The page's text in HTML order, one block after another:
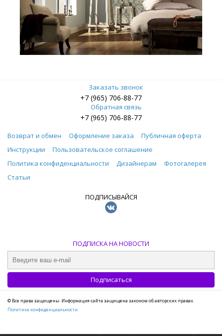
Заказать звонок
+7 (965) 706-88-77
Обратная связь
+7 (965) 706-88-77
Возврат и обмен Оформление заказа
Публичная оферта
Инструкции
Пользовательское соглашение
Политика конфиденциальности
Дизайнерам
Фотогалерея
Статьи
ПОДПИСЫВАЙСЯ
ПОДПИСКА НА НОВОСТИ
© Все права защищены. Информация сайта защищена законом об авторских правах.
Политика конфиденциальности